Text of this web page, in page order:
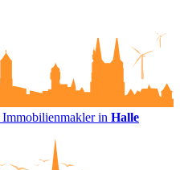
Immobilienmakler in Halle